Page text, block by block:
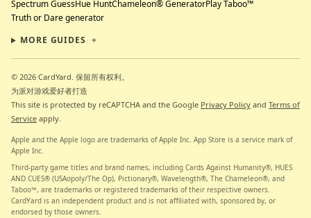
Spectrum GuessHue HuntChameleon® GeneratorPlay Taboo™
Truth or Dare generator
MORE GUIDES
+
© 2026 CardYard. 保留所有权利。
为派对游戏爱好者打造
This site is protected by reCAPTCHA and the Google Privacy Policy and Terms of
Service apply.
Apple and the Apple logo are trademarks of Apple Inc. App Store is a service mark of
Apple Inc.
Third-party game titles and brand names, including Cards Against Humanity®, HUES
AND CUES® (USAopoly/The Op), Pictionary®, Wavelength®, The Chameleon®, and
Taboo™, are trademarks or registered trademarks of their respective owners.
CardYard is an independent product and is not affiliated with, sponsored by, or
endorsed by those owners.